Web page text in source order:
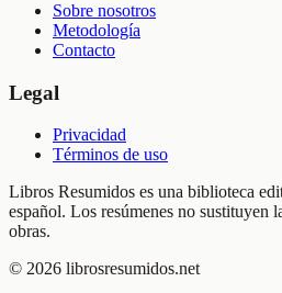
Sobre nosotros
Metodología
Contacto
Legal
Privacidad
Términos de uso
Libros Resumidos es una biblioteca
español. Los resúmenes no sustituyen
obras.
© 2026 librosresumidos.net